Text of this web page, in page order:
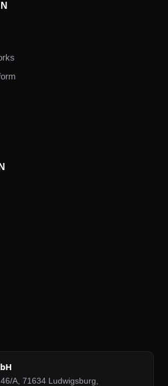
A, 71634 Ludwigsburg,